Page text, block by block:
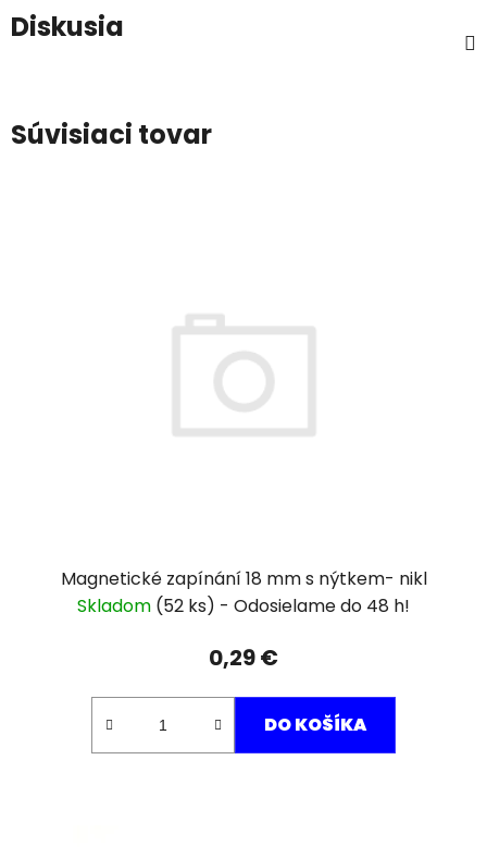
Diskusia
Súvisiaci tovar
Magnetické zapínání 18 mm s nýtkem- nikl
Skladom (52 ks)
0,29 €
DO KOŠÍKA